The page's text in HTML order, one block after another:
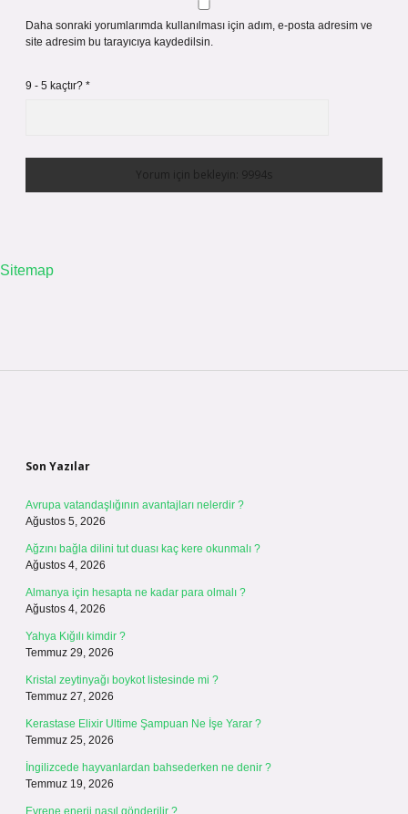
Daha sonraki yorumlarımda kullanılması için adım, e-posta adresim ve
site adresim bu tarayıcıya kaydedilsin.
9 - 5 kaçtır? *
Sitemap
Son Yazılar
Avrupa vatandaşlığının avantajları nelerdir ?
Ağustos 5, 2026
Ağzını bağla dilini tut duası kaç kere okunmalı ?
Ağustos 4, 2026
Almanya için hesapta ne kadar para olmalı ?
Ağustos 4, 2026
Yahya Kığılı kimdir ?
Temmuz 29, 2026
Kristal zeytinyağı boykot listesinde mi ?
Temmuz 27, 2026
Kerastase Elixir Ultime Şampuan Ne İşe Yarar ?
Temmuz 25, 2026
İngilizcede hayvanlardan bahsederken ne denir ?
Temmuz 19, 2026
Evrene enerji nasıl gönderilir ?